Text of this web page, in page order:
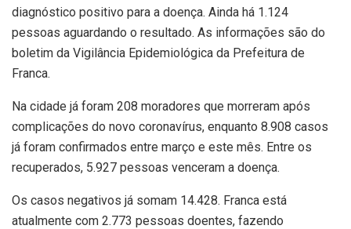
diagnóstico positivo para a doença. Ainda há 1.124
pessoas aguardando o resultado. As informações são do
boletim da Vigilância Epidemiológica da Prefeitura de
Franca.
Na cidade já foram 208 moradores que morreram após
complicações do novo coronavírus, enquanto 8.908 casos
já foram confirmados entre março e este mês. Entre os
recuperados, 5.927 pessoas venceram a doença.
Os casos negativos já somam 14.428. Franca está
atualmente com 2.773 pessoas doentes, fazendo